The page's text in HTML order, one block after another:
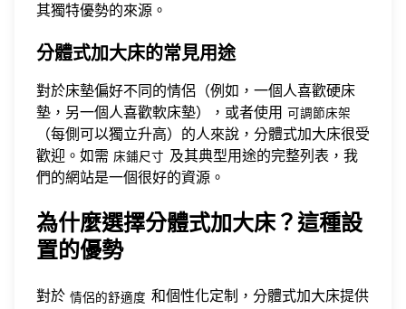
其獨特優勢的來源。
分體式加大床的常見用途
對於床墊偏好不同的情侶（例如，一個人喜歡硬床
墊，另一個人喜歡軟床墊），或者使用 可調節床架
（每側可以獨立升高）的人來說，分體式加大床很受
歡迎。如需 床鋪尺寸 及其典型用途的完整列表，我
們的網站是一個很好的資源。
為什麼選擇分體式加大床？這種設
置的優勢
對於 情侶的舒適度 和個性化定制，分體式加大床提供